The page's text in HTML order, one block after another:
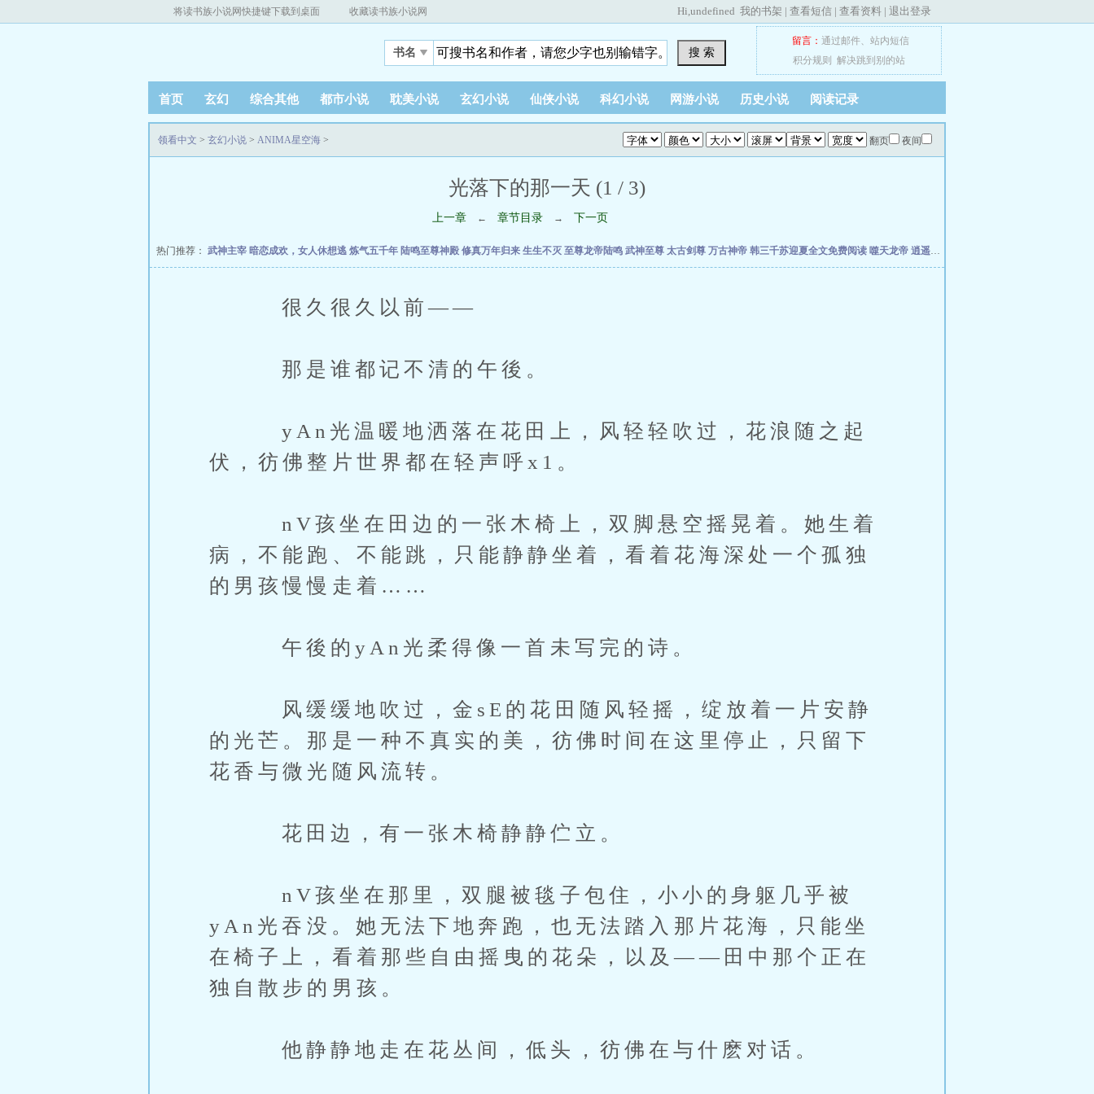
将读书族小说网快捷键下载到桌面 收藏读书族小说网 Hi,undefined 我的书架 | 查看短信 | 查看资料 | 退出登录
书名 搜 索
留言： 通过邮件、 站内短信
积分规则
解决跳到别的站
首页 玄幻 综合其他 都市小说 耽美小说 玄幻小说 仙侠小说 科幻小说 网游小说 历史小说 阅读记录
翻页 夜间
领看中文 > 玄幻小说 > ANIMA星空海 >
光落下的那一天 (1 / 3)
上一章 ← 章节目录 → 下一页
热门推荐： 武神主宰 暗恋成欢，女人休想逃 炼气五千年 陆鸣至尊神殿 修真万年归来 生生不灭 至尊龙帝陆鸣 武神至尊 太古剑尊 万古神帝 韩三千苏迎夏全文免费阅读 噬天龙帝 逍遥兵王洛天
很久很久以前——
那是谁都记不清的午後。
yAn光温暖地洒落在花田上，风轻轻吹过，花浪随之起
伏，彷佛整片世界都在轻声呼x1。
nV孩坐在田边的一张木椅上，双脚悬空摇晃着。她生着
病，不能跑、不能跳，只能静静坐着，看着花海深处一个孤独
的男孩慢慢走着……
午後的yAn光柔得像一首未写完的诗。
风缓缓地吹过，金sE的花田随风轻摇，绽放着一片安静
的光芒。那是一种不真实的美，彷佛时间在这里停止，只留下
花香与微光随风流转。
花田边，有一张木椅静静伫立。
nV孩坐在那里，双腿被毯子包住，小小的身躯几乎被
yAn光吞没。她无法下地奔跑，也无法踏入那片花海，只能坐
在椅子上，看着那些自由摇曳的花朵，以及——田中那个正在
独自散步的男孩。
他静静地走在花丛间，低头，彷佛在与什麽对话。